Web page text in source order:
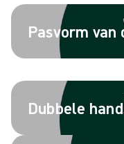
Pasvorm van
Dubbele